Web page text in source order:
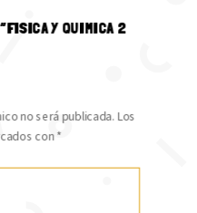
Y QUIMICA 2
no será publicada. Los
con*